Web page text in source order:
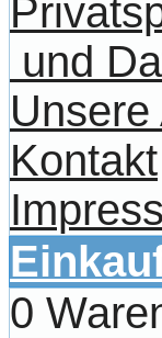
und
Unsere
Kontakt
0